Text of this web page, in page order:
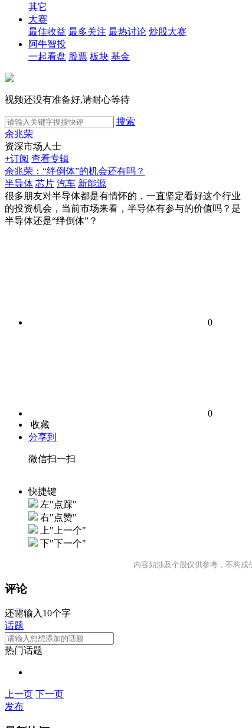
其它
大赛
最佳收益 最多关注 最热讨论 炒股大赛
阿牛智投
一起看盘 股票 板块 基金
视频还没有准备好,请耐心等待
搜索
余兆荣
资深市场人士
+订阅 查看专辑
余兆荣：“绊倒体”的机会还有吗？
半导体 芯片 汽车 新能源
很多朋友对半导体都是有情怀的，一直坚定看好这个行业
的投资机会，当前市场来看，半导体有参与的价值吗？是
半导体还是“绊倒体”？
0
0
收藏
分享到
微信扫一扫
快捷键
左"点踩"
右"点赞"
上"上一个"
下"下一个"
内容如涉及个股仅供参考，不构成
评论
还需输入10个字
话题
热门话题
上一页 下一页
发布